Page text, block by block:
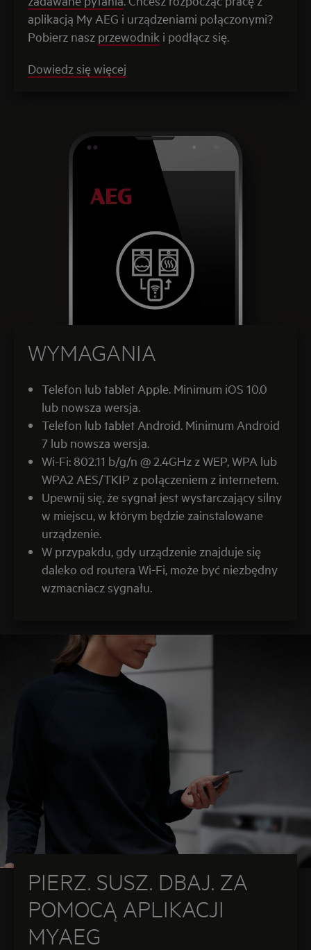
aplikacją My AEG i urządzeniami połączonymi?
Pobierz nasz przewodnik i podłącz się.
Dowiedz się więcej
WYMAGANIA
Telefon lub tablet Apple. Minimum iOS 10.0
lub nowsza wersja.
Telefon lub tablet Android. Minimum Android
7 lub nowsza wersja.
Wi-Fi: 802.11 b/g/n @ 2.4GHz z WEP, WPA lub
WPA2 AES/TKIP z połączeniem z internetem.
Upewnij się, że sygnał jest wystarczający silny
w miejscu, w którym będzie zainstalowane
urządzenie.
W przypakdu, gdy urządzenie znajduje się
daleko od routera Wi-Fi, może być niezbędny
wzmacniacz sygnału.
PIERZ. SUSZ. DBAJ. ZA
POMOCĄ APLIKACJI
MYAEG